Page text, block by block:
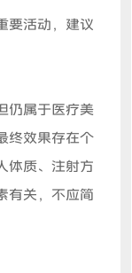
要活动，建议
仍属于医疗美
终效果存在个
体质、注射方
有关，不应简